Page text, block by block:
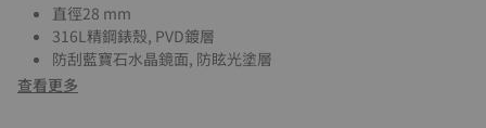
直徑28 mm
316L精鋼錶殼, PVD鍍層
防刮藍寶石水晶鏡面, 防眩光塗層
查看更多